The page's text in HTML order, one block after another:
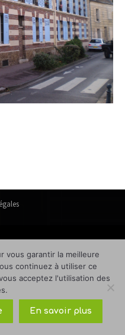
vous garantir la meilleure
continuez à utiliser ce
acceptez l'utilisation des
En savoir plus